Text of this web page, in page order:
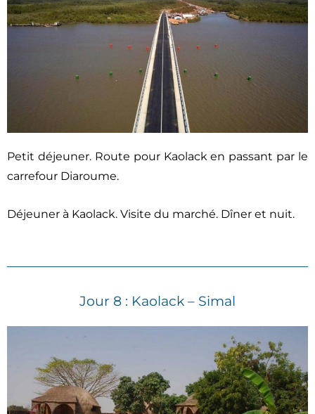
Petit déjeuner. Route pour Kaolack en passant par le
carrefour Diaroume.
Déjeuner à Kaolack. Visite du marché. Dîner et nuit.
Jour 8 : Kaolack – Simal